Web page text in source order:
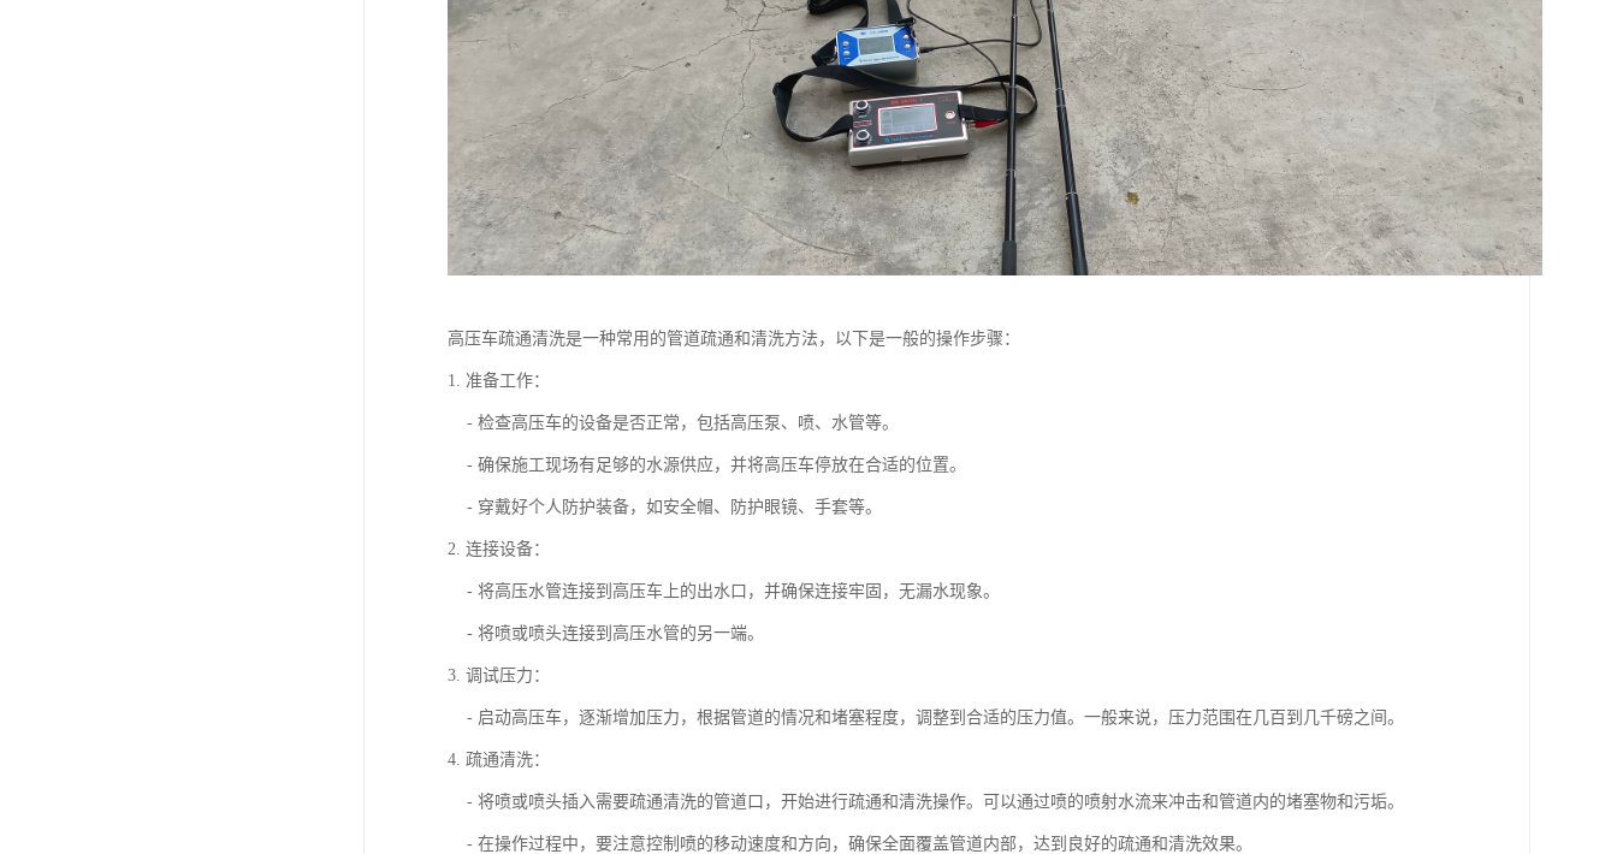
高压车疏通清洗是一种常用的管道疏通和清洗方法，以下是一般的操作步骤：
1. 准备工作：
- 检查高压车的设备是否正常，包括高压泵、喷、水管等。
- 确保施工现场有足够的水源供应，并将高压车停放在合适的位置。
- 穿戴好个人防护装备，如安全帽、防护眼镜、手套等。
2. 连接设备：
- 将高压水管连接到高压车上的出水口，并确保连接牢固，无漏水现象。
- 将喷或喷头连接到高压水管的另一端。
3. 调试压力：
- 启动高压车，逐渐增加压力，根据管道的情况和堵塞程度，调整到合适的压力值。一般来说，压力范围在几百到几千磅之间。
4. 疏通清洗：
- 将喷或喷头插入需要疏通清洗的管道口，开始进行疏通和清洗操作。可以通过喷的喷射水流来冲击和管道内的堵塞物和污垢。
- 在操作过程中，要注意控制喷的移动速度和方向，确保全面覆盖管道内部，达到良好的疏通和清洗效果。